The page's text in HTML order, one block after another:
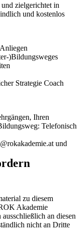
zielgerichtet in
und kostenlos
)Bildungsweges
Strategie Coach
Ihren
Telefonisch
und
zu diesem
Akademie
an diesen
nicht an Dritte